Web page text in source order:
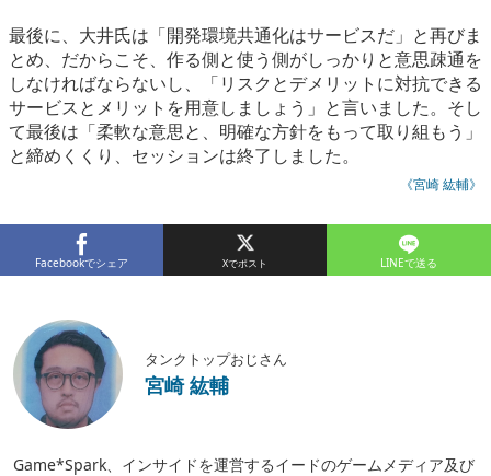
最後に、大井氏は「開発環境共通化はサービスだ」と再びま
とめ、だからこそ、作る側と使う側がしっかりと意思疎通を
しなければならないし、「リスクとデメリットに対抗できる
サービスとメリットを用意しましょう」と言いました。そし
て最後は「柔軟な意思と、明確な方針をもって取り組もう」
と締めくくり、セッションは終了しました。
《宮崎 紘輔》
Facebookでシェア LINEで送る
タンクトップおじさん
宮崎 紘輔
Game*Spark、インサイドを運営するイードのゲームメディア及び